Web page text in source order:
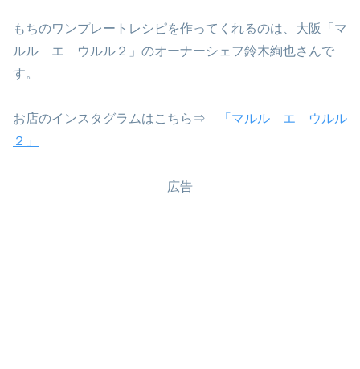
もちのワンプレートレシピを作ってくれるのは、大阪「マ
ルル エ ウルル２」のオーナーシェフ鈴木絢也さんで
す。
お店のインスタグラムはこちら⇒
「マルル エ ウルル
２」
広告